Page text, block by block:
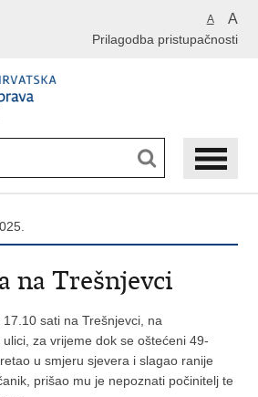
A A
Prilagodba pristupačnosti
na Trešnjevci
sati na Trešnjevci, na
za vrijeme dok se oštećeni 49-
u smjeru sjevera i slagao ranije
prišao mu je nepoznati počinitelj te